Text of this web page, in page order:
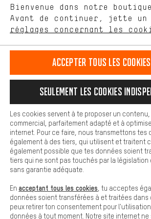
Langue"
français english
EN Deutsch
RÉSILIER LE CONTRAT Communauté
Programme d'affiliation Mentions Légales
Conditions générales de vente
Reprise des batteries Corepile
Modifier le contraste
Tous les prix s'entendent en euros
frais de portpour la livraison vers
Bienvenue dans notre
Avant de continuer, jette un
réglages concernant les
nous proposons grâce à ton comportement
Plus de confort
est plus confortable. Avec les cookies de
Nous pouvons ainsi mettre à ta
informations utiles. De plus, tu as la
facilement les bons produits. Par exemple,
facilement aux questions.
Cookies de base
Les cookies de base garantissent que tu
fonctions de notre site web.
Accepter tous les cookies
Seulement les cookies
Les cookies servent à te proposer un
commercial, parfaitement adapté et à
internet. Pour ce faire, nous transmettons tes
également à des tiers, qui utilisent et traitent
également possible que tes données soient
tiers qui ne sont pas touchés par la
sans garantie adéquate.
En acceptant tous les cookies , tu acceptes
données soient transférées à et traitées dans
peux retirer ton consentement pour
données à tout moment. Notre site internet